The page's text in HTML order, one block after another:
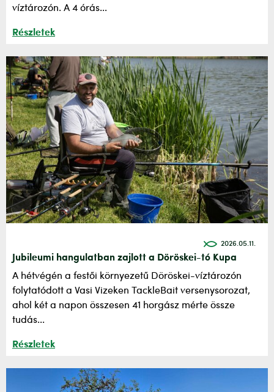
víztározón. A 4 órás...
Részletek
2026.05.11.
Jubileumi hangulatban zajlott a Döröskei-tó Kupa
A hétvégén a festői környezetű Döröskei-víztározón
folytatódott a Vasi Vizeken TackleBait versenysorozat,
ahol két a napon összesen 41 horgász mérte össze
tudás...
Részletek